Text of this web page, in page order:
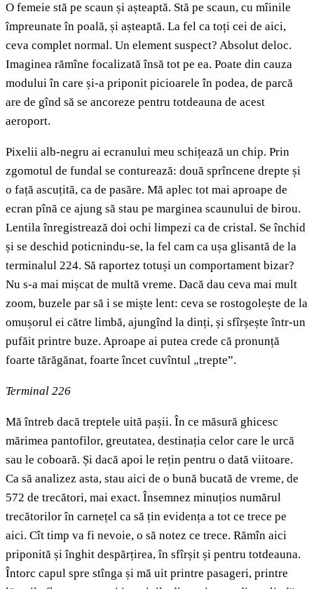
O femeie stă pe scaun și așteaptă. Stă pe scaun, cu mîinile
împreunate în poală, și așteaptă. La fel ca toți cei de aici,
ceva complet normal. Un element suspect? Absolut deloc.
Imaginea rămîne focalizată însă tot pe ea. Poate din cauza
modului în care și-a priponit picioarele în podea, de parcă
are de gînd să se ancoreze pentru totdeauna de acest
aeroport.
Pixelii alb-negru ai ecranului meu schițează un chip. Prin
zgomotul de fundal se conturează: două sprîncene drepte și
o față ascuțită, ca de pasăre. Mă aplec tot mai aproape de
ecran pînă ce ajung să stau pe marginea scaunului de birou.
Lentila înregistrează doi ochi limpezi ca de cristal. Se închid
și se deschid poticnindu-se, la fel cam ca ușa glisantă de la
terminalul 224. Să raportez totuși un comportament bizar?
Nu s-a mai mișcat de multă vreme. Dacă dau ceva mai mult
zoom, buzele par să i se miște lent: ceva se rostogolește de la
omușorul ei către limbă, ajungînd la dinți, și sfîrșește într-un
pufăit printre buze. Aproape ai putea crede că pronunță
foarte tărăgănat, foarte încet cuvîntul „trepte”.
Terminal 226
Mă întreb dacă treptele uită pașii. În ce măsură ghicesc
mărimea pantofilor, greutatea, destinația celor care le urcă
sau le coboară. Și dacă apoi le rețin pentru o dată viitoare.
Ca să analizez asta, stau aici de o bună bucată de vreme, de
572 de trecători, mai exact. Însemnez minuțios numărul
trecătorilor în carnețel ca să țin evidența a tot ce trece pe
aici. Cît timp va fi nevoie, o să notez ce trece. Rămîn aici
priponită și înghit despărțirea, în sfîrșit și pentru totdeauna.
Întorc capul spre stînga și mă uit printre pasageri, printre